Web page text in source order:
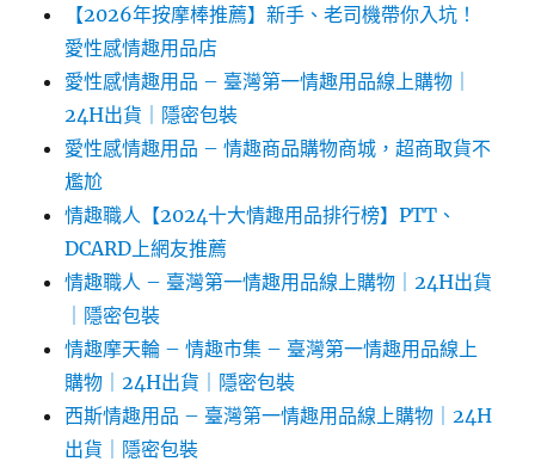
【2026年按摩棒推薦】新手、老司機帶你入坑！
愛性感情趣用品店
愛性感情趣用品 – 臺灣第一情趣用品線上購物｜
24H出貨｜隱密包裝
愛性感情趣用品 – 情趣商品購物商城，超商取貨不
尷尬
情趣職人【2024十大情趣用品排行榜】PTT、
DCARD上網友推薦
情趣職人 – 臺灣第一情趣用品線上購物｜24H出貨
｜隱密包裝
情趣摩天輪 – 情趣市集 – 臺灣第一情趣用品線上
購物｜24H出貨｜隱密包裝
西斯情趣用品 – 臺灣第一情趣用品線上購物｜24H
出貨｜隱密包裝